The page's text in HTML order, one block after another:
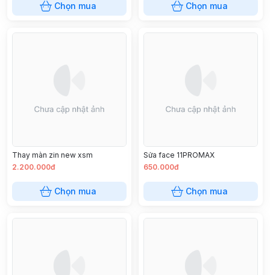
Chọn mua Chọn mua
Thay màn zin new xsm
2.200.000đ
Chọn mua
Sửa face 11PROMAX
650.000đ
Chọn mua